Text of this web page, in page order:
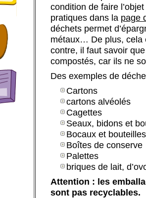
condition de faire
pratiques dans la page
déchets permet
métaux… De plus, cela
contre, il faut savoir
compostés, car ils ne
Des exemples de
Cartons
cartons alvéolés
Cagettes
Seaux, bidons et
Bocaux et
Boîtes de conserve
Palettes
briques de lait,
Attention : les
sont pas recyclables.